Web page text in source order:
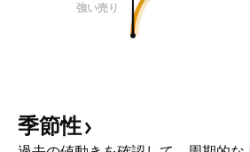
強い売り
季節性